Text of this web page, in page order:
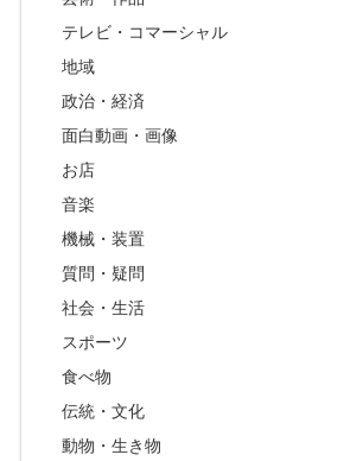
テレビ・コマーシャル
地域
政治・経済
面白動画・画像
お店
音楽
機械・装置
質問・疑問
社会・生活
スポーツ
食べ物
伝統・文化
動物・生き物